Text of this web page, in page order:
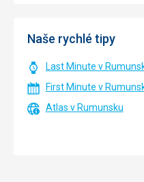
Naše rychlé tipy
Last Minute v
First Minute v
Atlas v Rumunsku